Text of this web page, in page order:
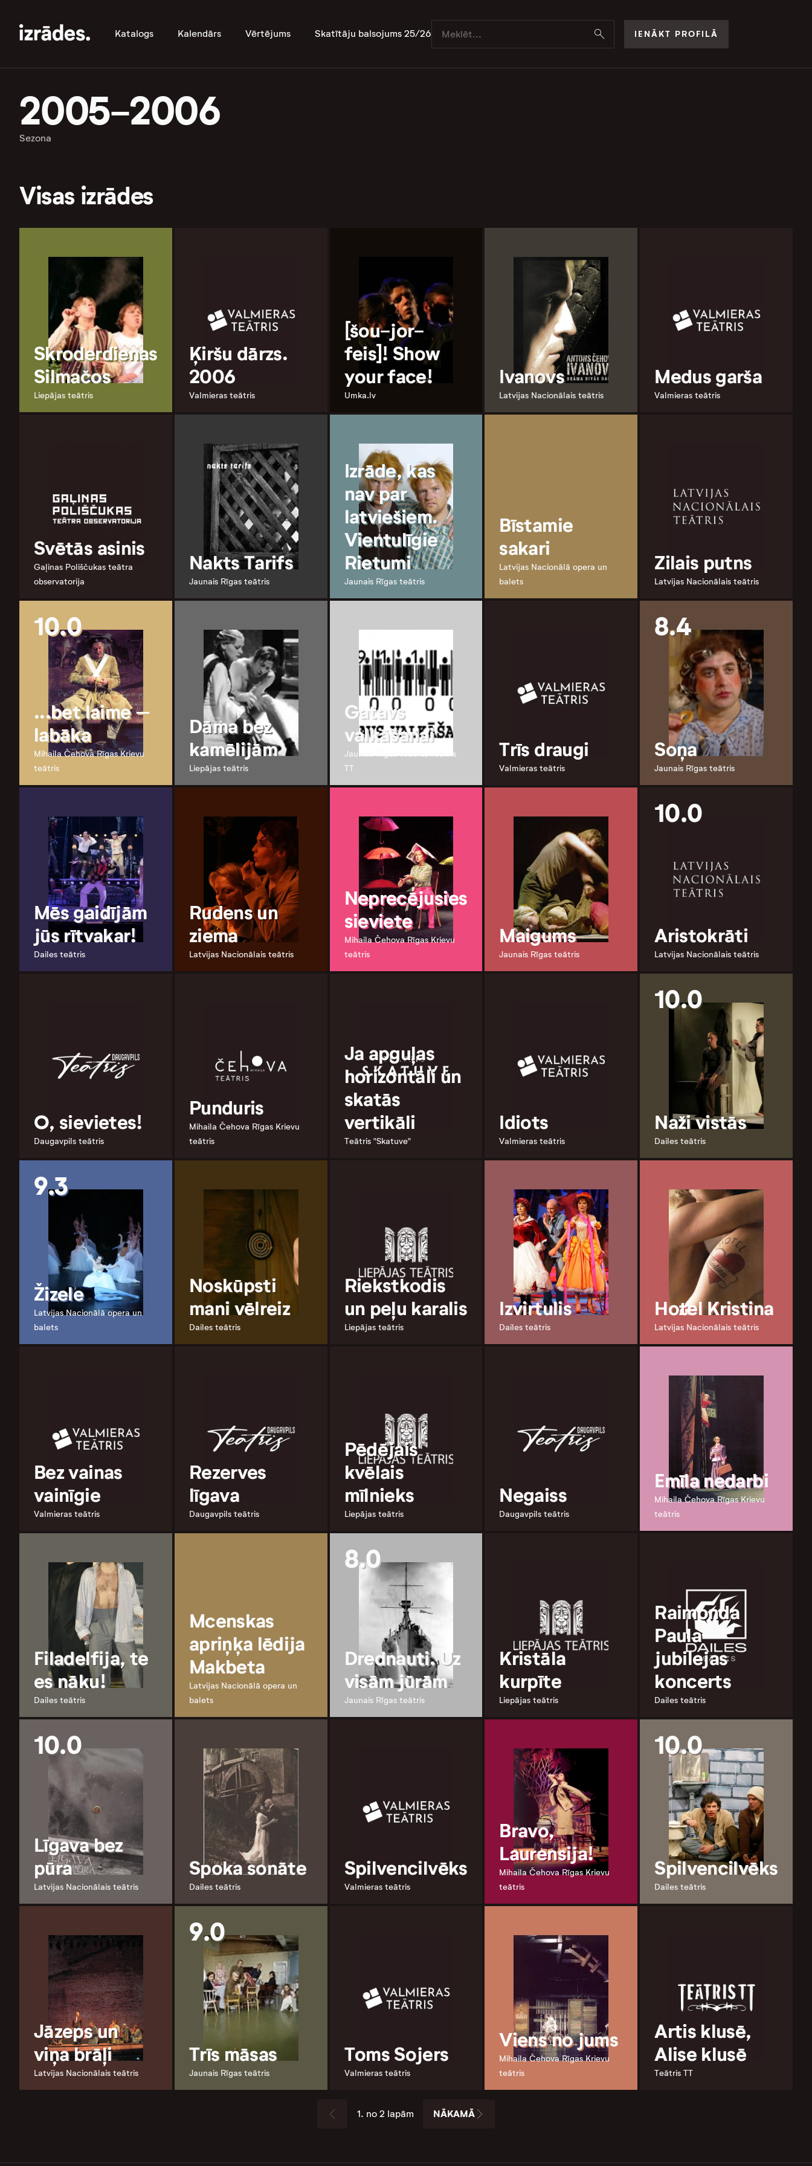
Katalogs Kalendārs Vērtējums Skatītāju balsojums 25/26 IENĀKT PROFILĀ
2005-2006
Sezona
Visas izrādes
Skroderdienas
Silmačos
Liepājas teātris
Ķiršu dārzs.
2006
Valmieras teātris
[šou-jor-
feis]! Show
your face!
Umka.lv
Ivanovs
Latvijas Nacionālais teātris
Medus garša
Valmieras teātris
Svētās asinis
Gaļinas Poliščukas teātra
observatorija
Nakts Tarifs
Jaunais Rīgas teātris
Izrāde, kas
nav par
latviešiem.
Vientulīgie
Rietumi
Jaunais Rīgas teātris
Bīstamie
sakari
Latvijas Nacionālā opera un
balets
Zilais putns
Latvijas Nacionālais teātris
10.0
...bet laime –
labāka
Mihaila Čehova Rīgas Krievu
teātris
Dāma bez
kamēlijām
Liepājas teātris
Gatavs
valkāšanai
Jaunais Rīgas teātris, Teātris
TT
Trīs draugi
Valmieras teātris
8.4
Soņa
Jaunais Rīgas teātris
Mēs gaidījām
jūs rītvakar!
Dailes teātris
Rudens un
ziema
Latvijas Nacionālais teātris
Neprecējusies
sieviete
Mihaila Čehova Rīgas Krievu
teātris
Maigums
Jaunais Rīgas teātris
10.0
Aristokrāti
Latvijas Nacionālais teātris
O, sievietes!
Daugavpils teātris
Punduris
Mihaila Čehova Rīgas Krievu
teātris
Ja apguļas
horizontāli un
skatās
vertikāli
Teātris "Skatuve"
Idiots
Valmieras teātris
10.0
Naži vistās
Dailes teātris
9.3
Žizele
Latvijas Nacionālā opera un
balets
Noskūpsti
mani vēlreiz
Dailes teātris
Riekstkodis
un peļu karalis
Liepājas teātris
Izvirtulis
Dailes teātris
Hotel Kristina
Latvijas Nacionālais teātris
Bez vainas
vainīgie
Valmieras teātris
Rezerves
līgava
Daugavpils teātris
Pēdējais
kvēlais
mīlnieks
Liepājas teātris
Negaiss
Daugavpils teātris
Emīla nedarbi
Mihaila Čehova Rīgas Krievu
teātris
Filadelfija, te
es nāku!
Dailes teātris
Mcenskas
apriņķa lēdija
Makbeta
Latvijas Nacionālā opera un
balets
8.0
Drednauti. Uz
visām jūrām
Jaunais Rīgas teātris
Kristāla
kurpīte
Liepājas teātris
Raimonda
Paula
jubilejas
koncerts
Dailes teātris
10.0
Līgava bez
pūra
Latvijas Nacionālais teātris
Spoka sonāte
Dailes teātris
Spilvencilvēks
Valmieras teātris
Bravo,
Laurensija!
Mihaila Čehova Rīgas Krievu
teātris
10.0
Spilvencilvēks
Dailes teātris
Jāzeps un
viņa brāļi
Latvijas Nacionālais teātris
9.0
Trīs māsas
Jaunais Rīgas teātris
Toms Sojers
Valmieras teātris
Viens no jums
Mihaila Čehova Rīgas Krievu
teātris
Artis klusē,
Alise klusē
Teātris TT
1. no 2 lapām NĀKAMĀ